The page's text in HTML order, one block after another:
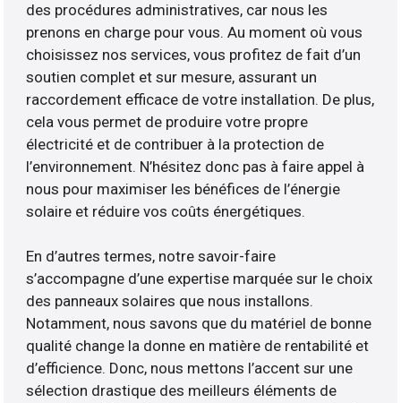
des procédures administratives, car nous les
prenons en charge pour vous. Au moment où vous
choisissez nos services, vous profitez de fait d’un
soutien complet et sur mesure, assurant un
raccordement efficace de votre installation. De plus,
cela vous permet de produire votre propre
électricité et de contribuer à la protection de
l’environnement. N’hésitez donc pas à faire appel à
nous pour maximiser les bénéfices de l’énergie
solaire et réduire vos coûts énergétiques.
En d’autres termes, notre savoir-faire
s’accompagne d’une expertise marquée sur le choix
des panneaux solaires que nous installons.
Notamment, nous savons que du matériel de bonne
qualité change la donne en matière de rentabilité et
d’efficience. Donc, nous mettons l’accent sur une
sélection drastique des meilleurs éléments de